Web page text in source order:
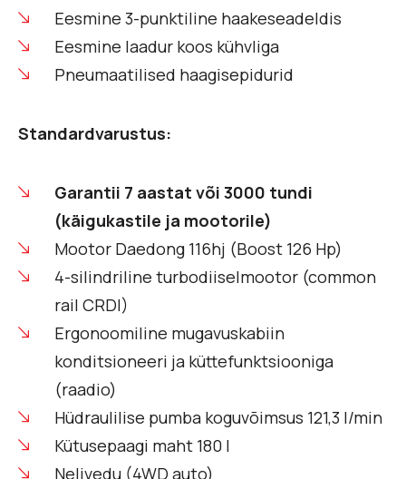
Eesmine 3-punktiline haakeseadeldis
Eesmine laadur koos kühvliga
Pneumaatilised haagisepidurid
Standardvarustus:
Garantii 7 aastat või 3000 tundi
(käigukastile ja mootorile)
Mootor Daedong 116hj (Boost 126 Hp)
4-silindriline turbodiiselmootor (common
rail CRDI)
Ergonoomiline mugavuskabiin
konditsioneeri ja küttefunktsiooniga
(raadio)
Hüdraulilise pumba koguvõimsus 121,3 l/min
Kütusepaagi maht 180 l
Nelivedu (4WD auto)